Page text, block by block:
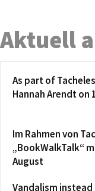
Aktuell
As part of
Hannah Arendt on
Im Rahmen von
„BookWalkTalk“
August
Vandalism